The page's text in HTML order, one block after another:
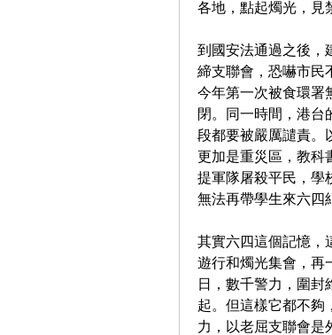
各地，點起燭光，見
到國安法通過之後，
締支聯會，恐嚇市民
今年第一次被食環署
閉。同一時間，港台
段都要被嚴厲譴責。
更加是重災區，教科
提軍隊屠殺平民，學
無法再帶學生來六四
其實六四這個記憶，
遊行和燭光集會，再
日，數千警力，圍
起。但這樣它都不夠
力，以老屈支聯會是